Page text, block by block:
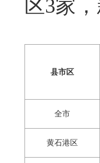
区3家
县市区
全市
黄石港区